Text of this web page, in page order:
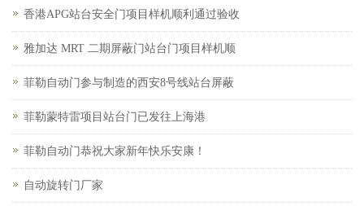
香港APG站台安全门项目样机顺利通过验收
雅加达 MRT 二期屏蔽门站台门项目样机顺
菲勒自动门参与制造的西安8号线站台屏蔽
菲勒蒙特雷项目站台门已发往上海港
菲勒自动门恭祝大家新年快乐安康！
自动旋转门厂家